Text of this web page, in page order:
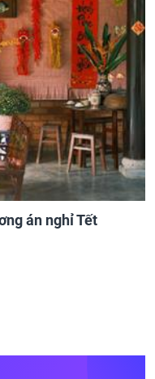
án nghỉ Tết